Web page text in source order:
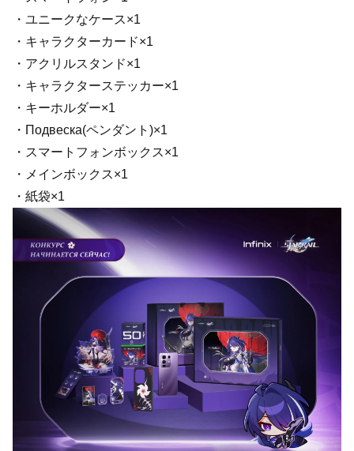
・ユニークなケース×1
・キャラクターカード×1
・アクリルスタンド×1
・キャラクターステッカー×1
・キーホルダー×1
・Подвеска(ペンダント)×1
・スマートフォンボックス×1
・メインボックス×1
・紙袋×1